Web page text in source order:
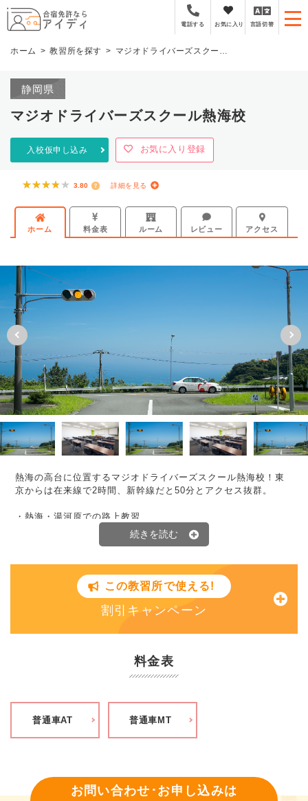
全国厳選の合宿免許プ
電話する お気に入り 言語切替
ホーム 教習所を探す マジオドライバーズスクール熱海校
静岡県
マジオドライバーズスクール熱海校
入校仮申し込み お気に入り登録
★★★★★
★★★★★ 3.80 詳細を見る
ホーム 料金表 ルーム レビュー アクセス
熱海の高台に位置するマジオドライバーズスクール熱海校！東
京からは在来線で2時間、新幹線だと50分とアクセス抜群。
・熱海・湯河原での路上教習
美しい自然のなかをドライブ！観光地ならではの適度な交通量
で、より実践的な教習が受けられます。カーブや坂道もあり免
・旅行気分の宿泊施設
女性宿舎の目の前に「熱海サンビーチ」があります。男性宿舎
は伊豆山の自然の中にあります！リゾート気分を味わいながら
熱海には観光スポットが盛り沢山。熱海サンビーチ、日帰り温
泉、大迫力の花火大会(時期により)！そして有名な駅前の商店街
教習が終わったら楽しい時間！
オンライン学科で計画的に学科を受講して、熱海市内の観光を
この教習所で使える!
割引キャンペーン
料金表
普通車AT 普通車MT
お問い合わせ･お申し込みは